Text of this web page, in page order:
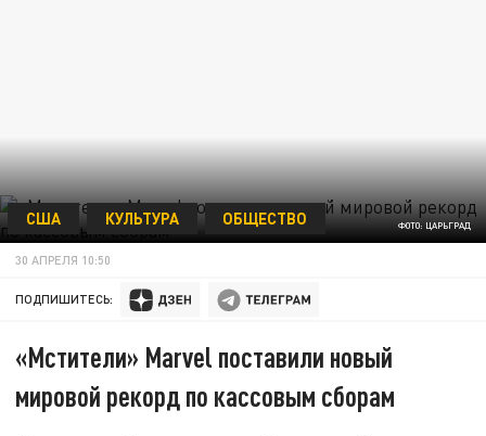
ФОТО: ЦАРЬГРАД
США КУЛЬТУРА ОБЩЕСТВО
30 АПРЕЛЯ 10:50
ПОДПИШИТЕСЬ:
«Мстители» Marvel поставили новый
мировой рекорд по кассовым сборам